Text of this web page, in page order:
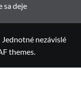
sa deje
nezávislé
themes.